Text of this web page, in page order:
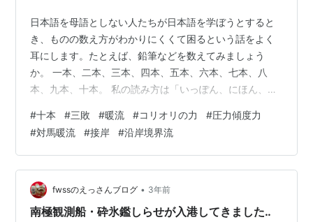
日本語を母語としない人たちが日本語を学ぼうとすると
き、ものの数え方がわかりにくくて困るという話をよく
耳にします。たとえば、鉛筆などを数えてみましょう
か。 一本、二本、三本、四本、五本、六本、七本、八
本、九本、十本。 私の読み方は「いっぽん、にほん、さ
ぽん、きゅうほん、じっ(i) ぽん」です。 (i) 「十」は現代
仮名遣いでは「じゅう」ですが、歴史的仮名遣いだと
「じふ」。これでは詰まる音になっても小さい「ゅ」が
入る余地などありません、という見解に私は同意しま
す。また、「じっぽん」はおそらく「日本：にっぽん」
の古代の発音でもあるかと。容易には捨てが…
#十本 #三敗 #暖流 #コリオリの力 #圧力傾度力
#対馬暖流 #接岸 #沿岸境界流
fwssのえっさんブログ • 3年前
南極観測船・砕氷鑑しらせが入港してきました‥